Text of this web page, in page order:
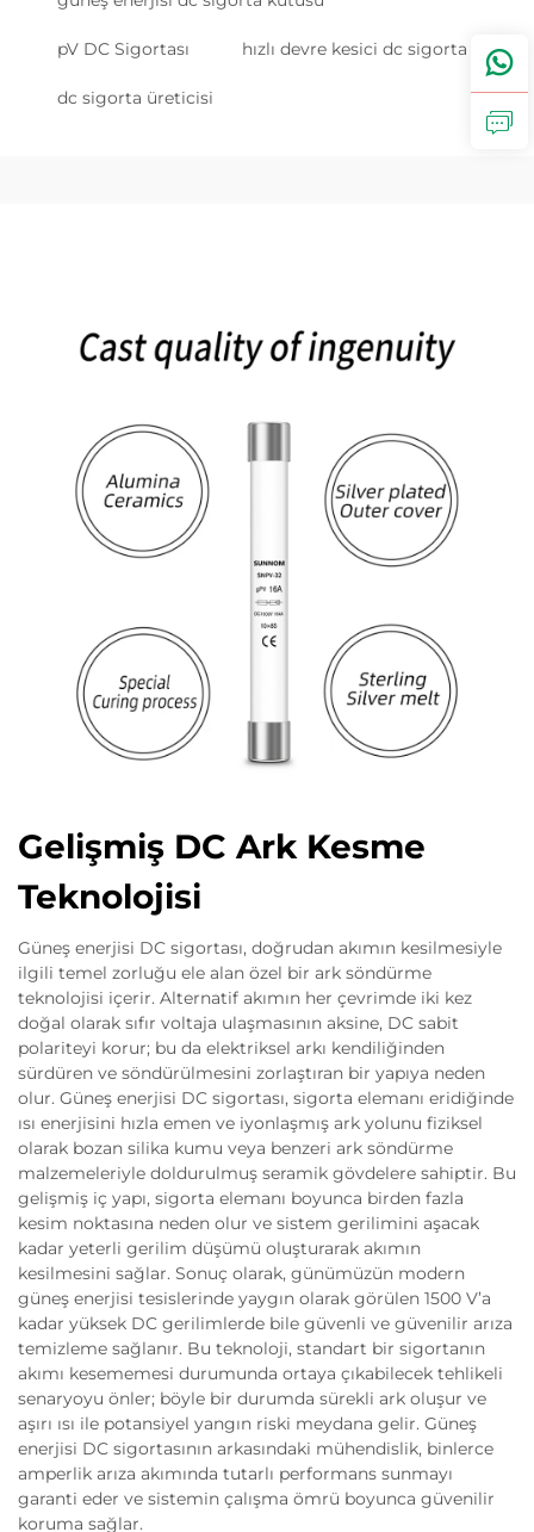
pV DC Sigortası hızlı devre kesici dc sigorta
dc sigorta üreticisi
Gelişmiş DC Ark Kesme
Teknolojisi
Güneş enerjisi DC sigortası, doğrudan akımın kesilmesiyle
ilgili temel zorluğu ele alan özel bir ark söndürme
teknolojisi içerir. Alternatif akımın her çevrimde iki kez
doğal olarak sıfır voltaja ulaşmasının aksine, DC sabit
polariteyi korur; bu da elektriksel arkı kendiliğinden
sürdüren ve söndürülmesini zorlaştıran bir yapıya neden
olur. Güneş enerjisi DC sigortası, sigorta elemanı eridiğinde
ısı enerjisini hızla emen ve iyonlaşmış ark yolunu fiziksel
olarak bozan silika kumu veya benzeri ark söndürme
malzemeleriyle doldurulmuş seramik gövdelere sahiptir. Bu
gelişmiş iç yapı, sigorta elemanı boyunca birden fazla
kesim noktasına neden olur ve sistem gerilimini aşacak
kadar yeterli gerilim düşümü oluşturarak akımın
kesilmesini sağlar. Sonuç olarak, günümüzün modern
güneş enerjisi tesislerinde yaygın olarak görülen 1500 V’a
kadar yüksek DC gerilimlerde bile güvenli ve güvenilir arıza
temizleme sağlanır. Bu teknoloji, standart bir sigortanın
akımı kesememesi durumunda ortaya çıkabilecek tehlikeli
senaryoyu önler; böyle bir durumda sürekli ark oluşur ve
aşırı ısı ile potansiyel yangın riski meydana gelir. Güneş
enerjisi DC sigortasının arkasındaki mühendislik, binlerce
amperlik arıza akımında tutarlı performans sunmayı
garanti eder ve sistemin çalışma ömrü boyunca güvenilir
koruma sağlar.